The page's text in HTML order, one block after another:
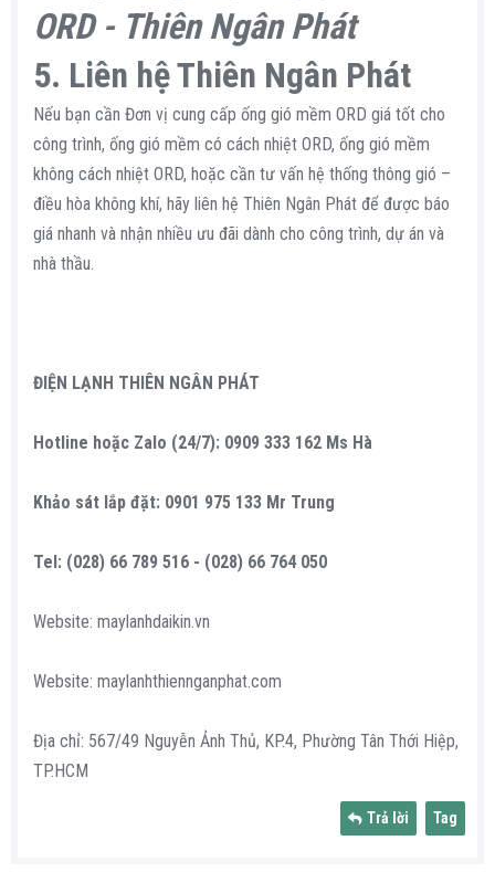
ORD - Thiên Ngân Phát
5. Liên hệ Thiên Ngân Phát
Nếu bạn cần Đơn vị cung cấp ống gió mềm ORD giá tốt cho
công trình, ống gió mềm có cách nhiệt ORD, ống gió mềm
không cách nhiệt ORD, hoặc cần tư vấn hệ thống thông gió –
điều hòa không khí, hãy liên hệ Thiên Ngân Phát để được báo
giá nhanh và nhận nhiều ưu đãi dành cho công trình, dự án và
nhà thầu.
ĐIỆN LẠNH THIÊN NGÂN PHÁT
Hotline hoặc Zalo (24/7): 0909 333 162 Ms Hà
Khảo sát lắp đặt: 0901 975 133 Mr Trung
Tel: (028) 66 789 516 - (028) 66 764 050
Website: maylanhdaikin.vn
Website: maylanhthiennganphat.com
Địa chỉ: 567/49 Nguyễn Ảnh Thủ, KP.4, Phường Tân Thới Hiệp,
TP.HCM
Trả lời Tag